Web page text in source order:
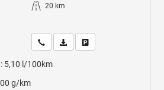
Kilometerstand 20 km
Wir rufen Sie anFahrzeugexposé (PDF)
5,10 l/100km
g/km